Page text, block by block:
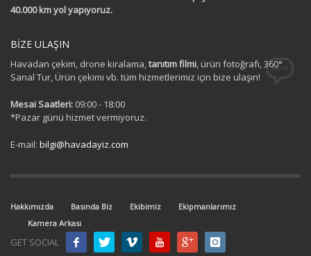
40.000 km yol yapıyoruz.
BİZE ULAŞIN
Havadan çekim, drone kiralama,tanıtım filmi, ürün fotoğrafı, 360°
Sanal Tur, Ürün çekimi vb. tüm hizmetlerimiz için bize ulaşın!
Mesai Saatleri: 09:00 - 18:00
*Pazar günü hizmet vermiyoruz.
E-mail: bilgi@havadayiz.com
Hakkımızda Basında Biz Ekibimiz
Ekipmanlarımız
Kamera Arkası
GET SOCIAL